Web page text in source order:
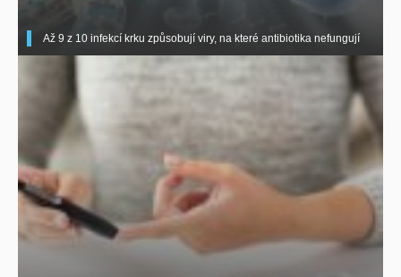
Až 9 z 10 infekcí krku způsobují viry, na které antibiotika nefungují